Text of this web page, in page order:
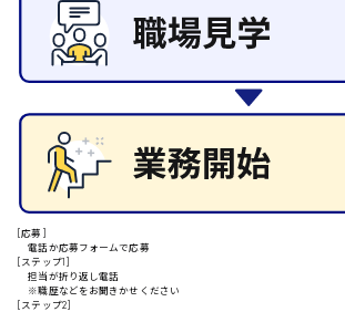
山県郡
安芸太田町
安芸郡
日給9000円～
[応募]
電話か応募フォームで応募
[ステップ1]
担当が折り返し電話
※職歴などをお聞きかせください
[ステップ2]